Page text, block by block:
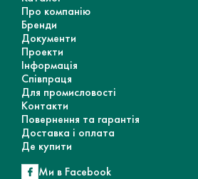
Про компанію
Бренди
Документи
Проекти
Інформація
Співпраця
Для промисловості
Контакти
Повернення та гарантія
Доставка і оплата
Де купити
Ми в Facebook